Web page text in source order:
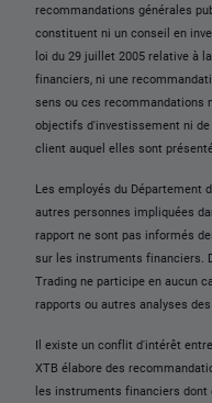
recommandations générales
constituent ni un conseil en
loi du 29 juillet 2005 relative à
financiers, ni une
sens ou ces recommandations
objectifs d'investissement ni
client auquel elles sont
Les employés du Département
autres personnes impliquées
rapport ne sont pas informés
sur les instruments financiers.
Trading ne participe en aucun
rapports ou autres analyses
Il existe un conflit d'intérêt
XTB élabore des
les instruments financiers dont